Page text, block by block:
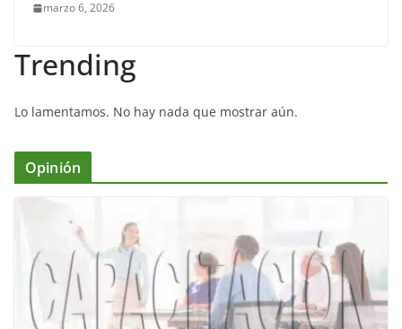
marzo 6, 2026
Trending
Lo lamentamos. No hay nada que mostrar aún.
Opinión